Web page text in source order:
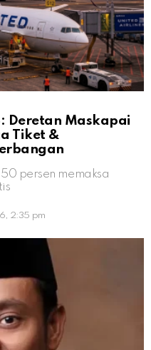
Deretan Maskapai
Tiket &
persen memaksa
2:35 pm